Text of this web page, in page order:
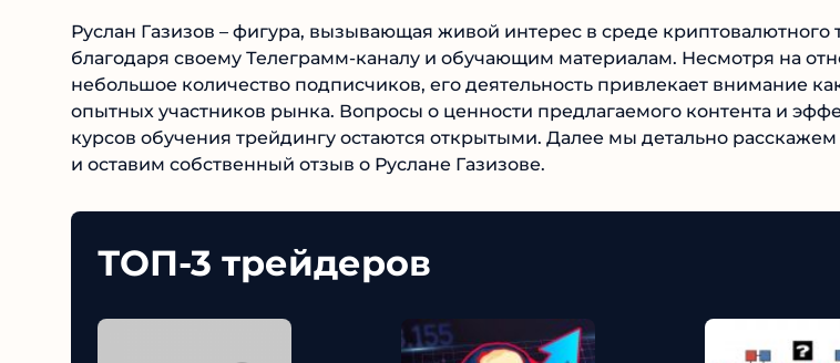
Руслан Газизов – фигура, вызывающая живой интерес в среде криптовалютного
благодаря своему Телеграмм-каналу и обучающим материалам. Несмотря на
небольшое количество подписчиков, его деятельность привлекает внимание
опытных участников рынка. Вопросы о ценности предлагаемого контента и
курсов обучения трейдингу остаются открытыми. Далее мы детально
ресурсе и оставим собственный отзыв о Руслане Газизове.
ТОП-3 трейдеров